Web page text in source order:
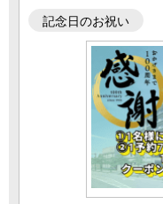
記念日のお祝い